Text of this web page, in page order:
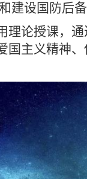
建设国防后备
理论授课，
主义精神、